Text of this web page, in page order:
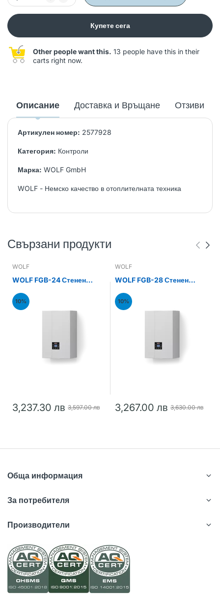
Купете сега
Other people want this. 13 people have this in their
carts right now.
Описание Доставка и Връщане Отзиви
Артикулен номер: 2577928
Категория: Контроли
Марка: WOLF GmbH
WOLF - Немско качество в отоплителната техника
Свързани продукти
WOLF
WOLF FGB-24 Стенен
24kW
10%
3,237.30 лв 3,597.00 лв
WOLF
WOLF FGB-28 Стенен
28kW
10%
3,267.00 лв 3,630.00 лв
Обща информация
За потребителя
Производители